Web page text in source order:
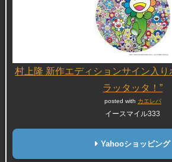
村上隆 新作エディションサイン入り
ラッタッタ！”
posted with カエレバ
イースマイル333
Yahooショッピング